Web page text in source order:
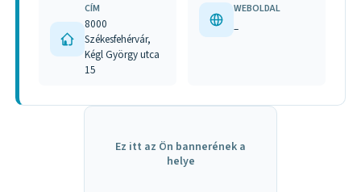
CÍM
8000
Székesfehérvár,
Kégl György utca
15
WEBOLDAL
–
Ez itt az Ön bannerének a
helye